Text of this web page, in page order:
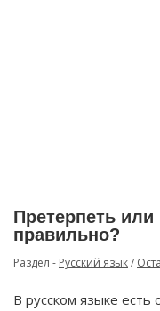
Претерпеть или
правильно?
Раздел - Русский язык/
В русском языке есть